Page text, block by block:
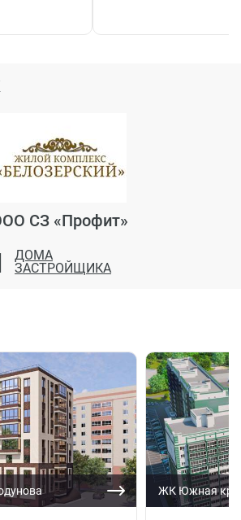
СЗ «Профит»
ДОМА
ЗАСТРОЙЩИКА
ЖК Южная